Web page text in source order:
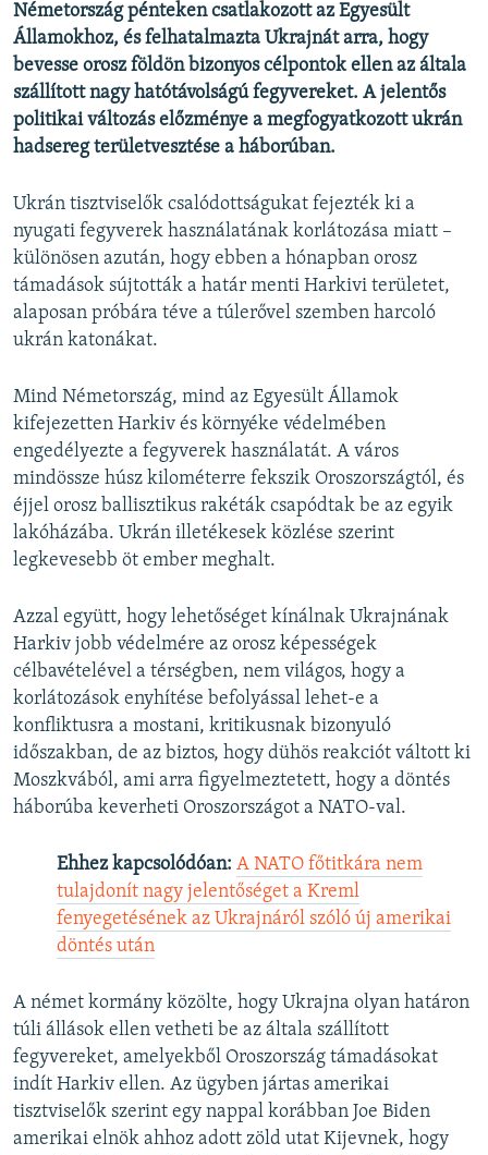
Németország pénteken csatlakozott az Egyesült
Államokhoz, és felhatalmazta Ukrajnát arra, hogy
bevesse orosz földön bizonyos célpontok ellen az általa
szállított nagy hatótávolságú fegyvereket. A jelentős
politikai változás előzménye a megfogyatkozott ukrán
hadsereg területvesztése a háborúban.
Ukrán tisztviselők csalódottságukat fejezték ki a
nyugati fegyverek használatának korlátozása miatt –
különösen azután, hogy ebben a hónapban orosz
támadások sújtották a határ menti Harkivi területet,
alaposan próbára téve a túlerővel szemben harcoló
ukrán katonákat.
Mind Németország, mind az Egyesült Államok
kifejezetten Harkiv és környéke védelmében
engedélyezte a fegyverek használatát. A város
mindössze húsz kilométerre fekszik Oroszországtól, és
éjjel orosz ballisztikus rakéták csapódtak be az egyik
lakóházába. Ukrán illetékesek közlése szerint
legkevesebb öt ember meghalt.
Azzal együtt, hogy lehetőséget kínálnak Ukrajnának
Harkiv jobb védelmére az orosz képességek
célbavételével a térségben, nem világos, hogy a
korlátozások enyhítése befolyással lehet-e a
konfliktusra a mostani, kritikusnak bizonyuló
időszakban, de az biztos, hogy dühös reakciót váltott ki
Moszkvából, ami arra figyelmeztetett, hogy a döntés
háborúba keverheti Oroszországot a NATO-val.
Ehhez kapcsolódóan: A NATO főtitkára nem
tulajdonít nagy jelentőséget a Kreml
fenyegetésének az Ukrajnáról szóló új amerikai
döntés után
A német kormány közölte, hogy Ukrajna olyan határon
túli állások ellen vetheti be az általa szállított
fegyvereket, amelyekből Oroszország támadásokat
indít Harkiv ellen. Az ügyben jártas amerikai
tisztviselők szerint egy nappal korábban Joe Biden
amerikai elnök ahhoz adott zöld utat Kijevnek, hogy